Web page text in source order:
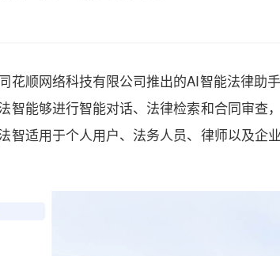
花顺网络科技有限公司推出的AI智能法律助
智能够进行智能对话、法律检索和合同审查
智适用于个人用户、法务人员、律师以及企